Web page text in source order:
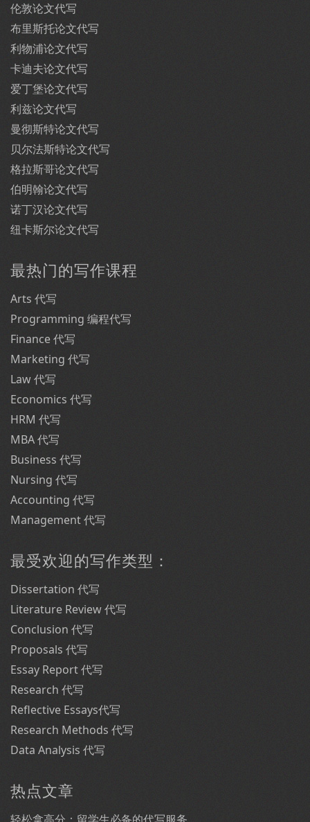
伦敦论文代写
布里斯托论文代写
利物浦论文代写
卡迪夫论文代写
爱丁堡论文代写
利兹论文代写
曼彻斯特论文代写
贝尔法斯特论文代写
格拉斯哥论文代写
伯明翰论文代写
诺丁汉论文代写
纽卡斯尔论文代写
最热门的写作课程
Arts 代写
Programming 编程代写
Finance 代写
Marketing 代写
Law 代写
Economics 代写
HRM 代写
MBA 代写
Business 代写
Nursing 代写
Accounting 代写
Management 代写
最受欢迎的写作类型：
Dissertation 代写
Literature Review 代写
Conclusion 代写
Proposals 代写
Essay Report 代写
Research 代写
Reflective Essays代写
Research Methods 代写
Data Analysis 代写
热点文章